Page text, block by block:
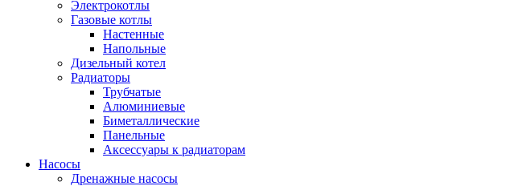
Электрокотлы
Газовые котлы
Настенные
Напольные
Дизельный котел
Радиаторы
Трубчатые
Алюминиевые
Биметаллические
Панельные
Аксессуары к радиаторам
Насосы
Дренажные насосы